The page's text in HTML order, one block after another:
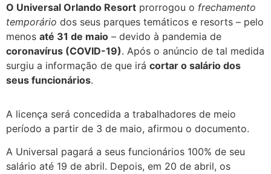
O Universal Orlando Resort prorrogou o frechamento
temporário dos seus parques temáticos e resorts – pelo
menos até 31 de maio – devido à pandemia de
coronavírus (COVID-19). Após o anúncio de tal medida
surgiu a informação de que irá cortar o salário dos
seus funcionários.
A licença será concedida a trabalhadores de meio
período a partir de 3 de maio, afirmou o documento.
A Universal pagará a seus funcionários 100% de seu
salário até 19 de abril. Depois, em 20 de abril, os